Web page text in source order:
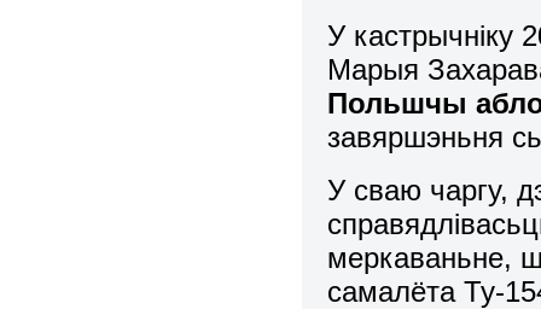
У кастрычніку
Марыя
Польшчы
завяршэньня
У сваю чаргу,
меркаваньне,
самалёта Ту-